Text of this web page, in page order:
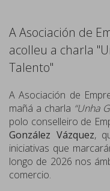
A Asociación de
acolleu a charla
Talento"
A Asociación de
mañá a charla “Unha
polo conselleiro de
González Vázquez,
iniciativas que
longo de 2026 nos
comercio.